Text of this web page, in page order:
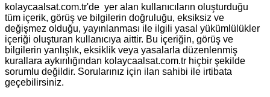
kolaycaalsat.com.tr'de yer alan kullanıcıların oluşturduğu
tüm içerik, görüş ve bilgilerin doğruluğu, eksiksiz ve
değişmez olduğu, yayınlanması ile ilgili yasal yükümlülükler
içeriği oluşturan kullanıcıya aittir. Bu içeriğin, görüş ve
bilgilerin yanlışlık, eksiklik veya yasalarla düzenlenmiş
kurallara aykırılığından kolaycaalsat.com.tr hiçbir şekilde
sorumlu değildir. Sorularınız için ilan sahibi ile irtibata
geçebilirsiniz.